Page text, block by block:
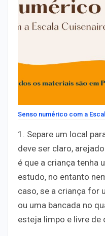
Senso numérico com a
1. Separe um local
deve ser claro,
é que a criança tenha
estudo, no entanto
caso, se a criança for
ou uma bancada no
esteja limpo e livre de